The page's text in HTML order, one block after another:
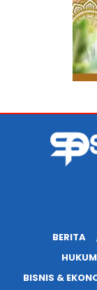
BERITA
BISNIS &